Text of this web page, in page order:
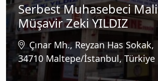
Serbest Muhasebeci Mali
Müşavir Zeki YILDIZ
Çınar Mh., Reyzan Has Sokak,
34710 Maltepe/İstanbul, Türkiye